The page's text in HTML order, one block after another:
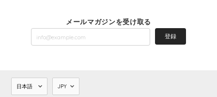
メールマガジンを受け取る
登録